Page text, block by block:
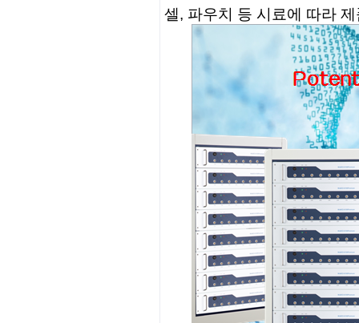
셀, 파우치 등 시료에 따라